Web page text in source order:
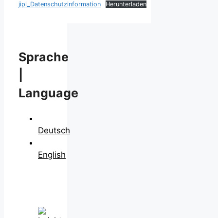
jipi_Datenschutzinformation Herunterladen
Sprache
Language
Deutsch
English